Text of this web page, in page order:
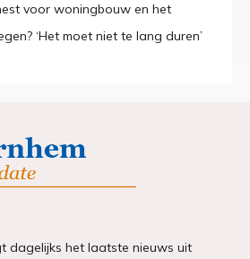
voor woningbouw en het
‘Het moet niet te lang duren’
dagelijks het laatste nieuws uit